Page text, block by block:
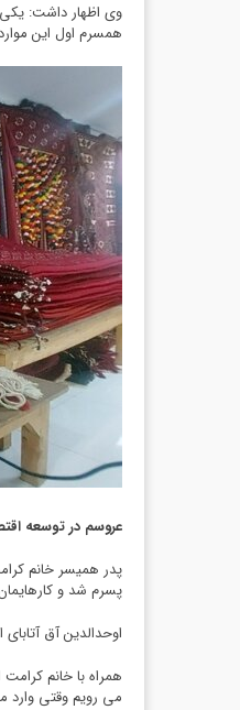
وی اظهار داشت:
همسرم اول این
عروسم در توسعه
پسرم شد و
اوحدالدین آق آتابای افزود: بیش از ۹۷ درصد بافنده های فرش بانوان
همراه با خانم
می رویم وقتی وارد